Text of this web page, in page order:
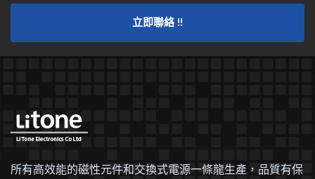
立即聯絡 !!
所有高效能的磁性元件和交換式電源一條龍生產，品質有保